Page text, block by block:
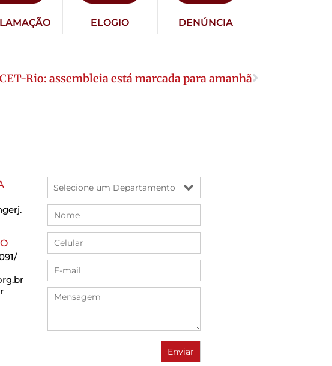
ELOGIO DENÚNCIA
CET-Rio: assembleia está marcada para amanhã